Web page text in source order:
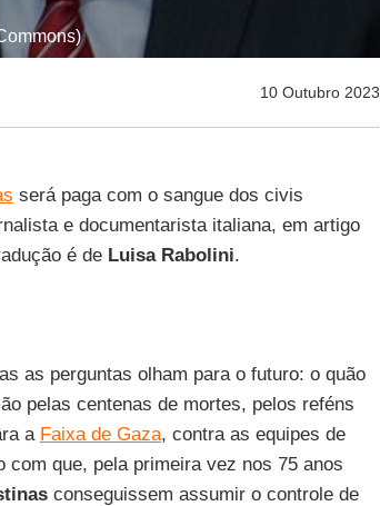
10 Outubro 2023
será paga com o sangue dos civis
e documentarista italiana, em artigo
é de Luisa Rabolini.
as perguntas olham para o futuro: o quão
pelas centenas de mortes, pelos reféns
a Faixa de Gaza, contra as equipes de
que, pela primeira vez nos 75 anos
conseguissem assumir o controle de